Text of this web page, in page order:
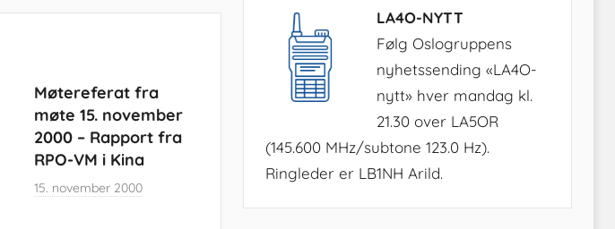
Møtereferat fra
møte 15. november
2000 – Rapport fra
RPO-VM i Kina
15. november 2000
LA4O-NYTT
Følg Oslogruppens
nyhetssending «LA4O-
nytt» hver mandag kl.
21.30 over LA5OR
(145.600 MHz/subtone 123.0 Hz).
Ringleder er LB1NH Arild.